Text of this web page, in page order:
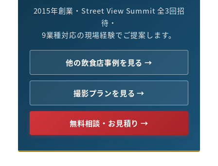
2015年創業・Street View Summit 全3回招
待・
9業種対応の現場経験でご提案します。
他の飲食店事例を見る →
撮影プランを見る →
無料相談・お見積り →